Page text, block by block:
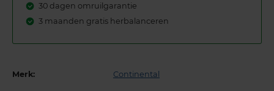
30 dagen omruilgarantie
3 maanden gratis herbalanceren
Merk: Continental